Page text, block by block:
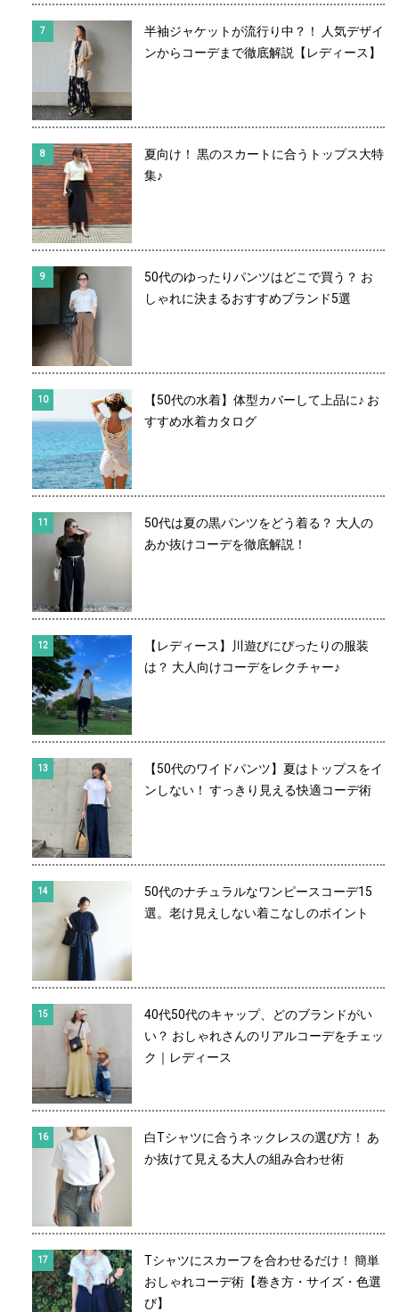
半袖ジャケットが流行り中？！ 人気デザイ
ンからコーデまで徹底解説【レディース】
夏向け！ 黒のスカートに合うトップス大特
集♪
50代のゆったりパンツはどこで買う？ お
しゃれに決まるおすすめブランド5選
【50代の水着】体型カバーして上品に♪ お
すすめ水着カタログ
50代は夏の黒パンツをどう着る？ 大人の
あか抜けコーデを徹底解説！
【レディース】川遊びにぴったりの服装
は？ 大人向けコーデをレクチャー♪
【50代のワイドパンツ】夏はトップスをイ
ンしない！ すっきり見える快適コーデ術
50代のナチュラルなワンピースコーデ15
選。老け見えしない着こなしのポイント
40代50代のキャップ、どのブランドがい
い？ おしゃれさんのリアルコーデをチェッ
ク｜レディース
白Tシャツに合うネックレスの選び方！ あ
か抜けて見える大人の組み合わせ術
Tシャツにスカーフを合わせるだけ！ 簡単
おしゃれコーデ術【巻き方・サイズ・色選
び】